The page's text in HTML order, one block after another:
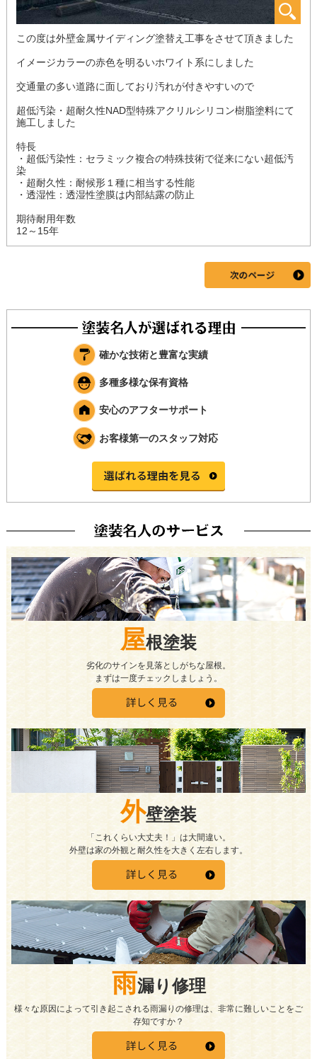
この度は外壁金属サイディング塗替え工事をさせて頂きました
イメージカラーの赤色を明るいホワイト系にしました
交通量の多い道路に面しており汚れが付きやすいので
超低汚染・超耐久性NAD型特殊アクリルシリコン樹脂塗料にて
施工しました
特長
・超低汚染性：セラミック複合の特殊技術で従来にない超低汚
染
・超耐久性：耐候形１種に相当する性能
・透湿性：透湿性塗膜は内部結露の防止
期待耐用年数
12～15年
確かな技術と豊富な実績
多種多様な保有資格
安心のアフターサポート
お客様第一のスタッフ対応
屋根塗装
劣化のサインを見落としがちな屋根。
まずは一度チェックしましょう。
外壁塗装
「これくらい大丈夫！」は大間違い。
外壁は家の外観と耐久性を大きく左右します。
雨漏り修理
様々な原因によって引き起こされる雨漏りの修理は、非常に難しいことをご
存知ですか？